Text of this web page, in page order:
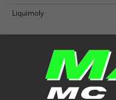
Liquimoly
Mehr sehen